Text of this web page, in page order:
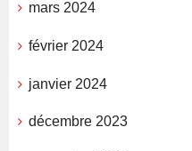
mars 2024
février 2024
janvier 2024
décembre 2023